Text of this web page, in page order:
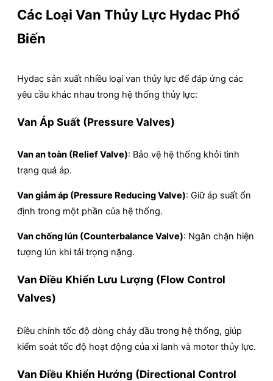
Các Loại Van Thủy Lực Hydac Phổ
Biến
Hydac sản xuất nhiều loại van thủy lực để đáp ứng các
yêu cầu khác nhau trong hệ thống thủy lực:
Van Áp Suất (Pressure Valves)
Van an toàn (Relief Valve): Bảo vệ hệ thống khỏi tình
trạng quá áp.
Van giảm áp (Pressure Reducing Valve): Giữ áp suất ổn
định trong một phần của hệ thống.
Van chống lún (Counterbalance Valve): Ngăn chặn hiện
tượng lún khi tải trọng nặng.
Van Điều Khiển Lưu Lượng (Flow Control
Valves)
Điều chỉnh tốc độ dòng chảy dầu trong hệ thống, giúp
kiểm soát tốc độ hoạt động của xi lanh và motor thủy lực.
Van Điều Khiển Hướng (Directional Control